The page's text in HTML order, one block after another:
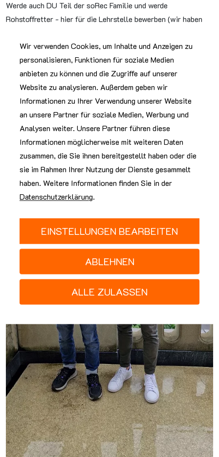
Werde auch DU Teil der soRec Familie und werde
Rohstoffretter - hier für die Lehrstelle bewerben (wir haben
bewerben
Wir verwenden Cookies, um Inhalte und Anzeigen zu
personalisieren, Funktionen für soziale Medien
anbieten zu können und die Zugriffe auf unserer
Website zu analysieren. Außerdem geben wir
Informationen zu Ihrer Verwendung unserer Website
an unsere Partner für soziale Medien, Werbung und
Analysen weiter. Unsere Partner führen diese
Informationen möglicherweise mit weiteren Daten
zusammen, die Sie ihnen bereitgestellt haben oder die
sie im Rahmen Ihrer Nutzung der Dienste gesammelt
haben. Weitere Informationen finden Sie in der
Datenschutzerklärung.
EINSTELLUNGEN BEARBEITEN
ABLEHNEN
ALLE ZULASSEN